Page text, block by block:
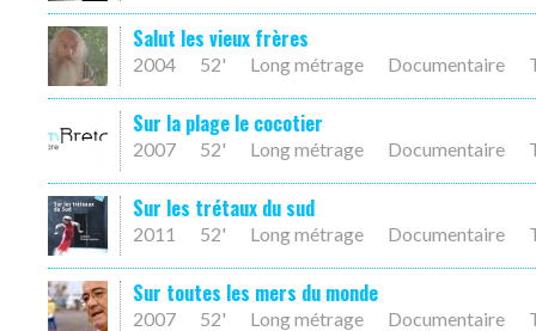
Salut les vieux frères
2004 52' Long métrage Documentaire
Sur la plage le cocotier
2007 52' Long métrage Documentaire
Sur les trétaux du sud
2011 52' Long métrage Documentaire
Sur toutes les mers du monde
2007 52' Long métrage Documentaire